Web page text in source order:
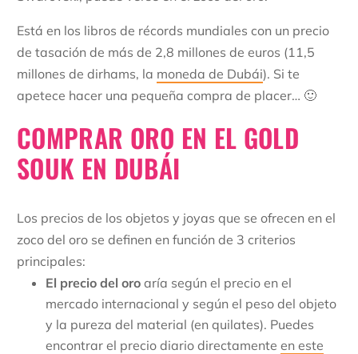
Está en los libros de récords mundiales con un precio
de tasación de más de 2,8 millones de euros (11,5
millones de dirhams, la moneda de Dubái). Si te
apetece hacer una pequeña compra de placer… 🙂
COMPRAR ORO EN EL GOLD
SOUK EN DUBÁI
Los precios de los objetos y joyas que se ofrecen en el
zoco del oro se definen en función de 3 criterios
principales:
El precio del oro aría según el precio en el
mercado internacional y según el peso del objeto
y la pureza del material (en quilates). Puedes
encontrar el precio diario directamente en este